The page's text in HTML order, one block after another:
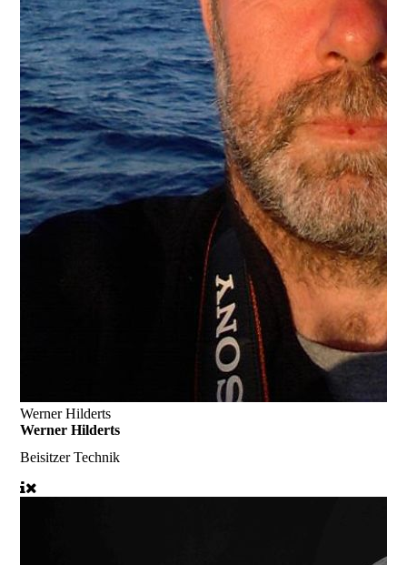
Werner Hilderts
Werner Hilderts
Beisitzer Technik